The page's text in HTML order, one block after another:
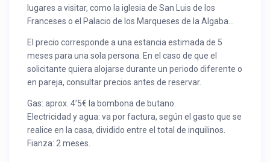
lugares a visitar, como la iglesia de San Luis de los
Franceses o el Palacio de los Marqueses de la Algaba…
El precio corresponde a una estancia estimada de 5
meses para una sola persona. En el caso de que el
solicitante quiera alojarse durante un periodo diferente o
en pareja, consultar precios antes de reservar.
Gas: aprox. 4’5€ la bombona de butano.
Electricidad y agua: va por factura, según el gasto que se
realice en la casa, dividido entre el total de inquilinos.
Fianza: 2 meses.